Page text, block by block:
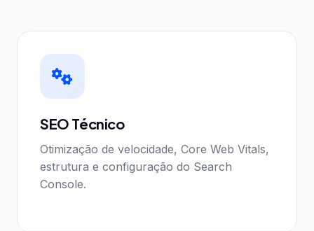
SEO Técnico
Otimização de velocidade, Core Web Vitals,
estrutura e configuração do Search
Console.